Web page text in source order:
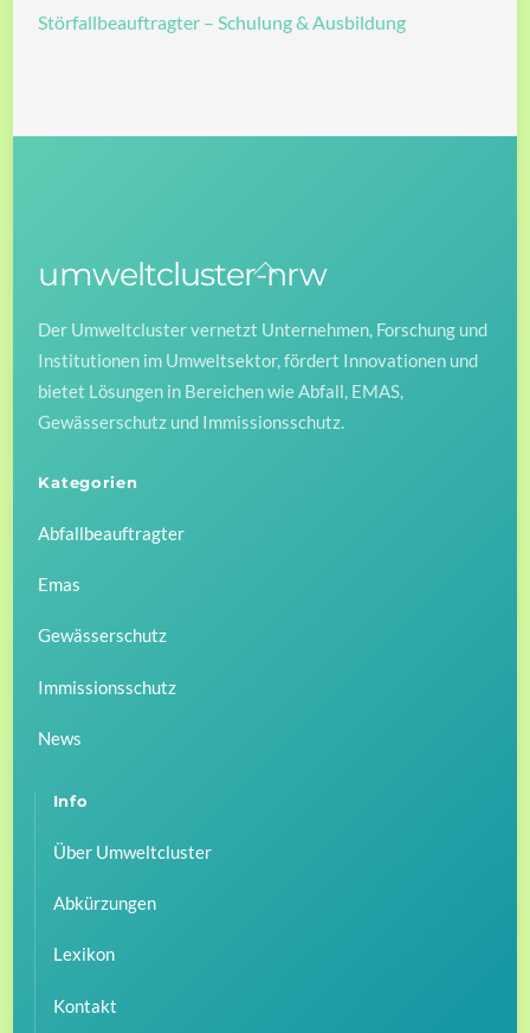
Störfallbeauftragter – Schulung & Ausbildung
Back
Top
umweltcluster-nrw
Der Umweltcluster vernetzt Unternehmen, Forschung und
Institutionen im Umweltsektor, fördert Innovationen und
bietet Lösungen in Bereichen wie Abfall, EMAS,
Gewässerschutz und Immissionsschutz.
Kategorien
Abfallbeauftragter
Emas
Gewässerschutz
Immissionsschutz
News
Info
Über Umweltcluster
Abkürzungen
Lexikon
Kontakt